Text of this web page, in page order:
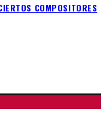
COMPOSITORES